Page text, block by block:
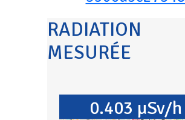
RADIATION
MESURÉE
0.403 µSv/h